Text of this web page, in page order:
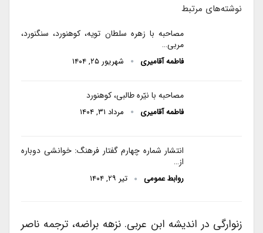
نوشته‌های مرتبط
مصاحبه با زهره سلطان‌ تویه، کوهنورد، سنگنورد،
مربی…
فاطمه آقامیری شهریور ۲۵, ۱۴۰۴
مصاحبه با نیّره طالبی، کوهنورد
فاطمه آقامیری مرداد ۳۱, ۱۴۰۴
انتشار شماره چهارم گفتار فرهنگ: خوانشی دوباره
از…
روابط عمومی تیر ۲۹, ۱۴۰۴
زنوارگی در اندیشه ابن عربی. نزهه براضه، ترجمه ناصر